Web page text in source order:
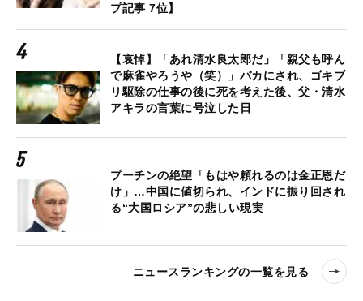
プ記事 7位】
【哀悼】「あれ清水良太郎だ」「親父も呼ん
で麻雀やろうや（笑）」バカにされ、ゴキブ
リ駆除の仕事の後に死を考えた後、父・清水
アキラの言葉に号泣した日
プーチンの絶望「もはや頼れるのは金正恩だ
け」…中国に値切られ、インドに振り回され
る“大国ロシア”の悲しい現実
ニュースランキングの一覧を見る